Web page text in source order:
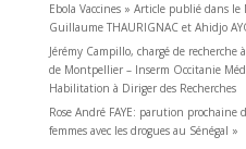
Ebola Vaccines » Article publié dans
Guillaume THAURIGNAC et Ahidjo
Jérémy Campillo, chargé de recherche
de Montpellier – Inserm Occitanie
Habilitation à Diriger des Recherches
Rose André FAYE: parution prochaine
femmes avec les drogues au Sénégal »